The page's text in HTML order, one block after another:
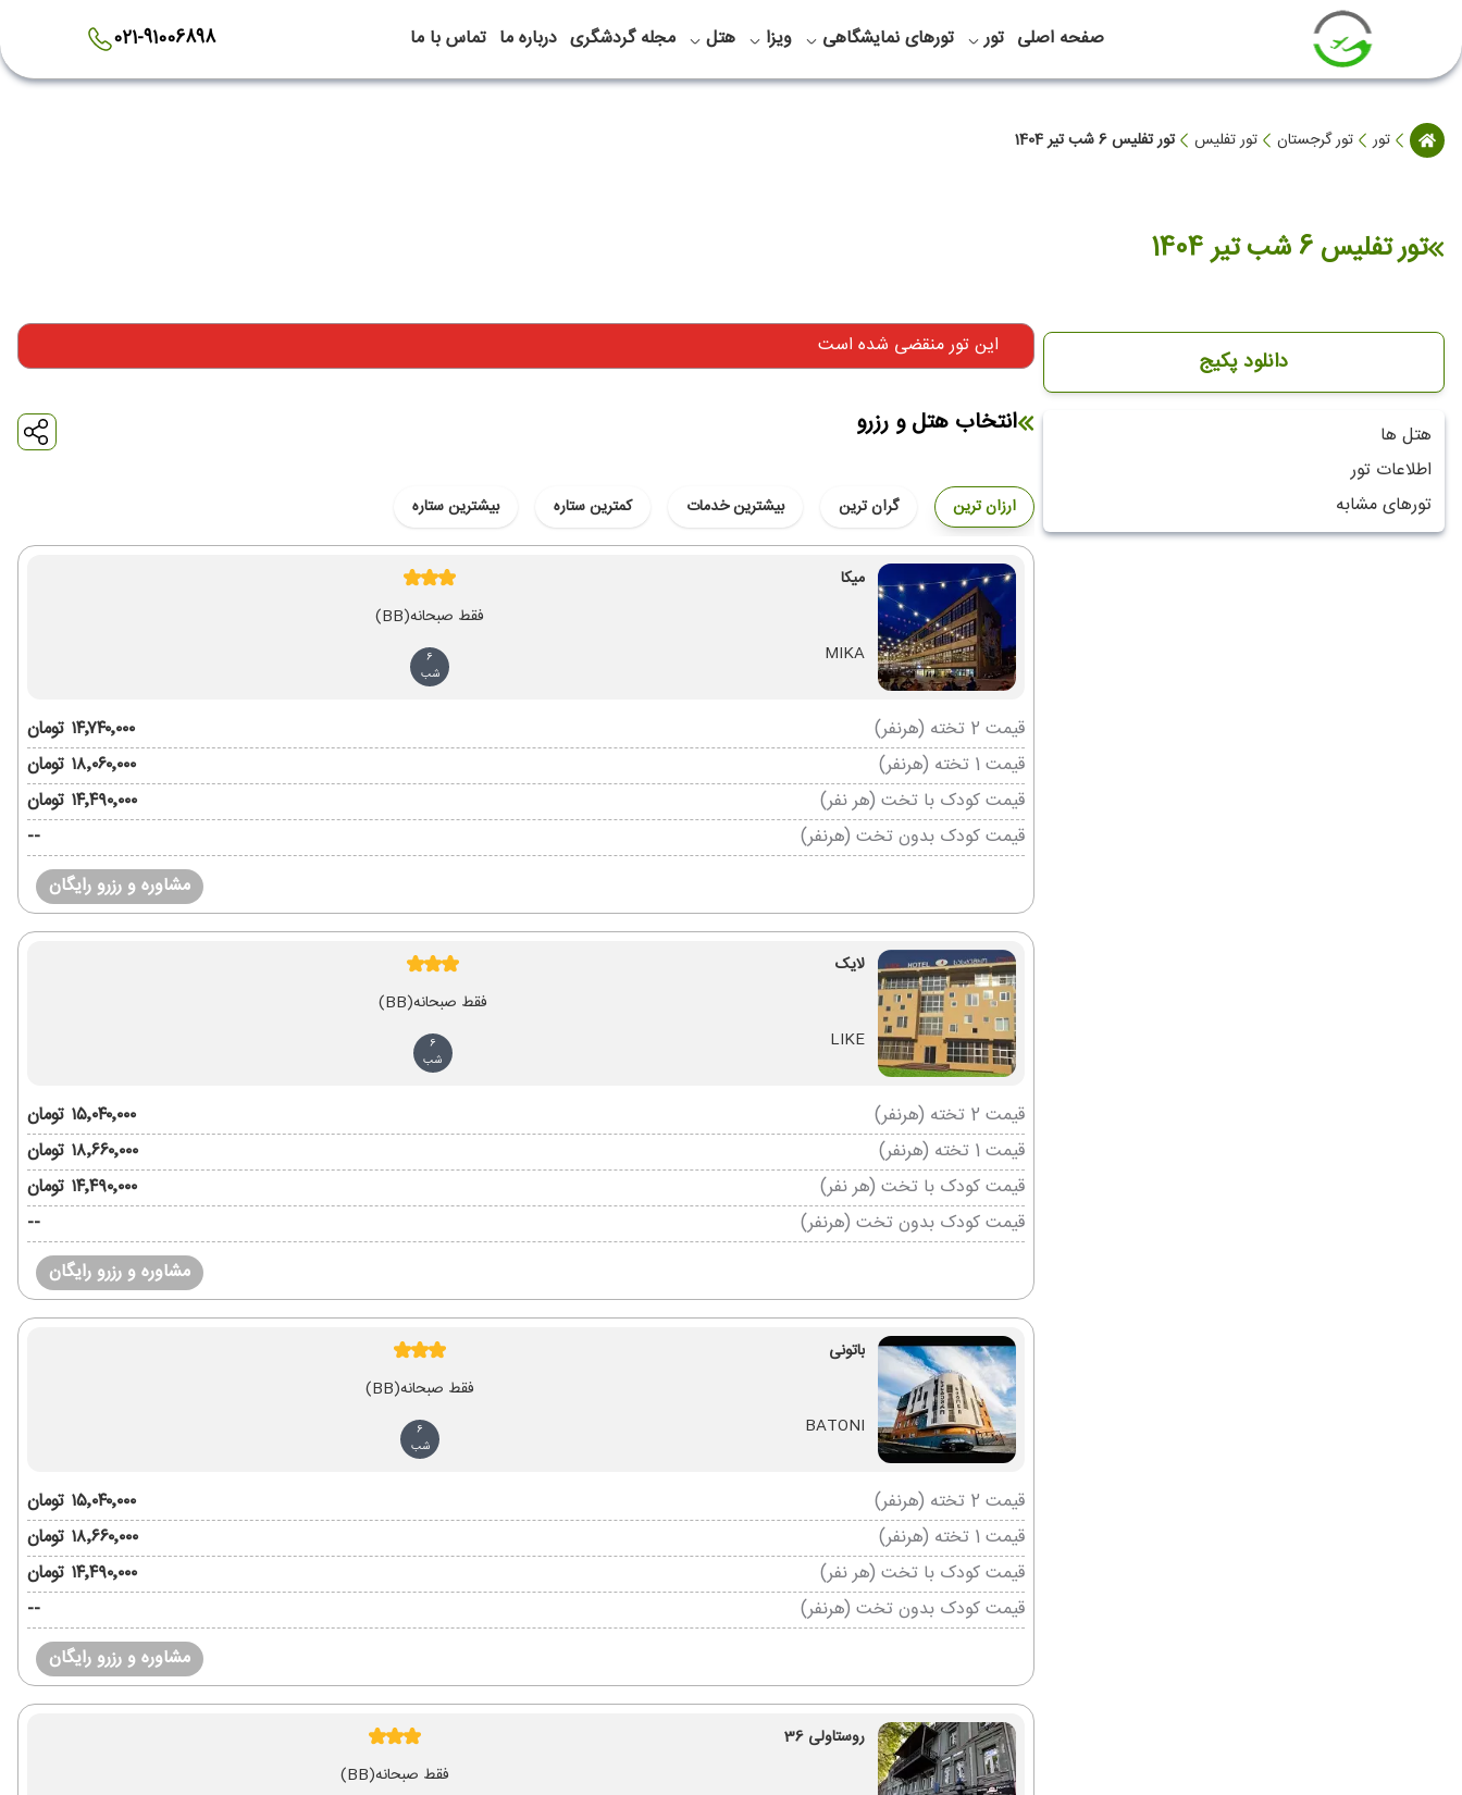
صفحه اصلی تور تورهای نمایشگاهی ویزا هتل مجله گردشگری درباره ما تماس با ما 021-91006898
تور تور گرجستان تور تفلیس تور تفلیس 6 شب تیر 1404
تور تفلیس 6 شب تیر 1404
دانلود پکیج
هتل ها
اطلاعات تور
تورهای مشابه
این تور منقضی شده است
انتخاب هتل و رزرو
ارزان ترین گران ترین بیشترین خدمات کمترین ستاره بیشترین ستاره
میکا
MIKA
فقط صبحانه(BB)
6
شب
قیمت 2 تخته (هرنفر)
۱۴٬۷۴۰٬۰۰۰ تومان
قیمت 1 تخته (هرنفر)
۱۸٬۰۶۰٬۰۰۰ تومان
قیمت کودک با تخت (هر نفر)
۱۴٬۴۹۰٬۰۰۰ تومان
قیمت کودک بدون تخت (هرنفر)
--
مشاوره و رزرو رایگان
لایک
LIKE
فقط صبحانه(BB)
6
شب
قیمت 2 تخته (هرنفر)
۱۵٬۰۴۰٬۰۰۰ تومان
قیمت 1 تخته (هرنفر)
۱۸٬۶۶۰٬۰۰۰ تومان
قیمت کودک با تخت (هر نفر)
۱۴٬۴۹۰٬۰۰۰ تومان
قیمت کودک بدون تخت (هرنفر)
--
مشاوره و رزرو رایگان
باتونی
BATONI
فقط صبحانه(BB)
6
شب
قیمت 2 تخته (هرنفر)
۱۵٬۰۴۰٬۰۰۰ تومان
قیمت 1 تخته (هرنفر)
۱۸٬۶۶۰٬۰۰۰ تومان
قیمت کودک با تخت (هر نفر)
۱۴٬۴۹۰٬۰۰۰ تومان
قیمت کودک بدون تخت (هرنفر)
--
مشاوره و رزرو رایگان
روستاولی 36
فقط صبحانه(BB)